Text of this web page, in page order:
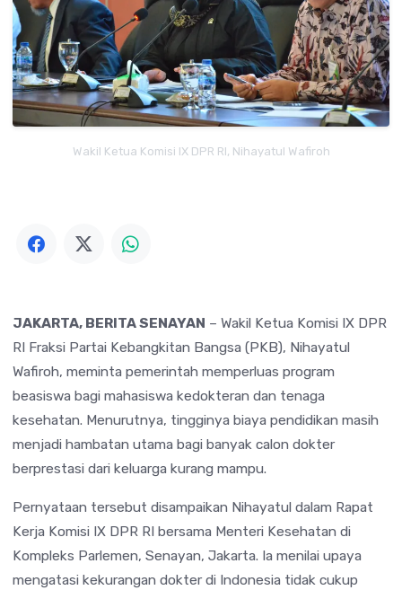
Wakil Ketua Komisi IX DPR RI, Nihayatul Wafiroh
JAKARTA, BERITA SENAYAN – Wakil Ketua Komisi IX DPR
RI Fraksi Partai Kebangkitan Bangsa (PKB), Nihayatul
Wafiroh, meminta pemerintah memperluas program
beasiswa bagi mahasiswa kedokteran dan tenaga
kesehatan. Menurutnya, tingginya biaya pendidikan masih
menjadi hambatan utama bagi banyak calon dokter
berprestasi dari keluarga kurang mampu.
Pernyataan tersebut disampaikan Nihayatul dalam Rapat
Kerja Komisi IX DPR RI bersama Menteri Kesehatan di
Kompleks Parlemen, Senayan, Jakarta. Ia menilai upaya
mengatasi kekurangan dokter di Indonesia tidak cukup